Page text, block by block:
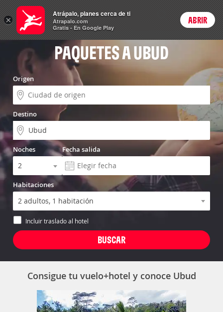
Vuelo+Hotel Login
PAQUETES A UBUD
Origen
Destino
Noches Fecha salida
Habitaciones
Incluir traslado al hotel
Consigue tu vuelo+hotel y conoce Ubud
×
Atrápalo, planes cerca de ti
Atrapalo.com
Gratis - En Google Play
ABRIR